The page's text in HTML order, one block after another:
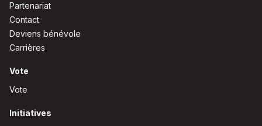
Partenariat
Contact
Deviens bénévole
Carrières
Vote
Vote
Initiatives